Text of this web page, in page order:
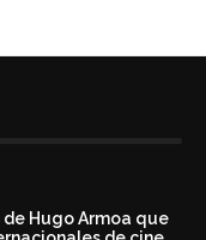
Hugo Armoa que